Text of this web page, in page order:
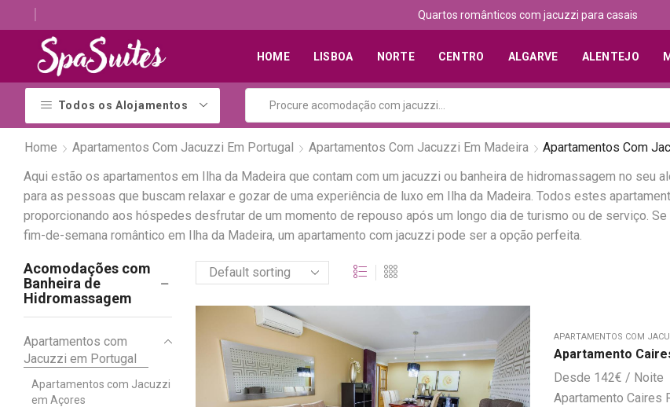
Quartos românticos com jacuzzi para casais
HOME LISBOA NORTE CENTRO ALGARVE ALENTEJO
Todos os Alojamentos
Home Apartamentos Com Jacuzzi Em Portugal Apartamentos Com Jacuzzi Em Madeira Apartamentos Com
Aqui estão os apartamentos em Ilha da Madeira que contam com um jacuzzi ou banheira de hidromassagem no seu
para as pessoas que buscam relaxar e gozar de uma experiência de luxo em Ilha da Madeira. Todos estes
proporcionando aos hóspedes desfrutar de um momento de repouso após um longo dia de turismo ou de serviço.
fim-de-semana romântico em Ilha da Madeira, um apartamento com jacuzzi pode ser a opção perfeita.
APARTAMENTOS COM
Apartamento
142€
Apartamento Caires
Acomodações com
Banheira de
Hidromassagem
Apartamentos com
Jacuzzi em Portugal
Apartamentos com Jacuzzi
em Açores